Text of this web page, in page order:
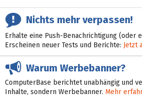
Nichts mehr verpassen!
Erhalte eine Push-Benachrichtigung (oder
Erscheinen neuer Tests und Berichte: Jetzt
Warum Werbebanner?
ComputerBase berichtet unabhängig und
Inhalte, sondern Werbebanner. Mehr